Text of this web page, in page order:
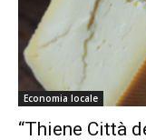
Economia locale
“Thiene Città